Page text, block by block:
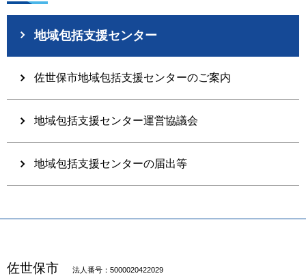
地域包括支援センター
佐世保市地域包括支援センターのご案内
地域包括支援センター運営協議会
地域包括支援センターの届出等
佐世保市 法人番号：5000020422029